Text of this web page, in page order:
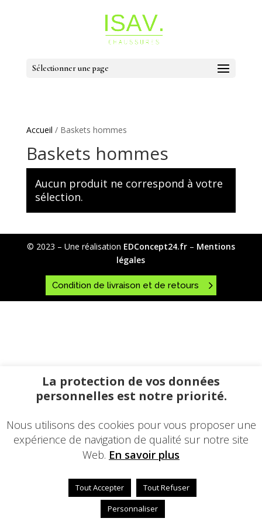
Sélectionner une page
Accueil / Baskets hommes
Baskets hommes
Aucun produit ne correspond à votre
sélection.
© 2023 – Une réalisation EDConcept24.fr – Mentions
légales
Condition de livraison et de retours
La protection de vos données
personnelles est notre priorité.
Nous utilisons des cookies pour vous proposer une
expérience de navigation de qualité sur notre site
Web. En savoir plus
Tout Accepter
Tout Refuser
Personnaliser